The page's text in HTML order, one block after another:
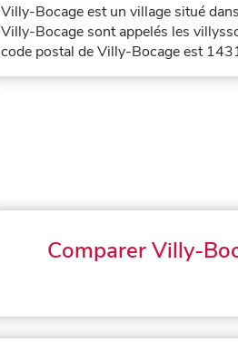
Villy-Bocage est un village situé
Villy-Bocage sont appelés les
code postal de Villy-Bocage est
Comparer Villy-